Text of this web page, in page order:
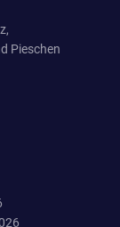
Pieschen